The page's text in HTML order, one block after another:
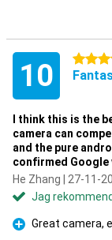
10 5
I think this is the
camera can
and the pure
confirmed Google
He Zhang | 27-11-
Jag
Fördelar
Great camera,